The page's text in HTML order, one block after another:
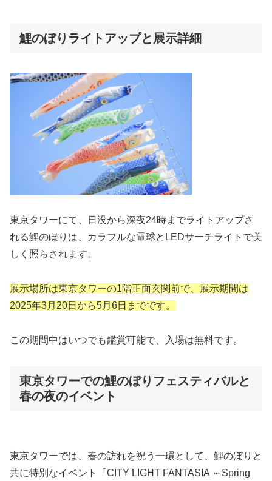
鯉のぼりライトアップと展示詳細
東京タワーにて、日没から深夜24時までライトアップさ
れる鯉のぼりは、カラフルな電球とLEDサーチライトで美
しく照らされます。
展示場所は東京タワーの1階正面玄関前で、展示期間は
2025年3月20日から5月6日までです。
この期間中はいつでも鑑賞可能で、入場は無料です。
東京タワーでの鯉のぼりフェスティバルと
春の夜のイベント
東京タワーでは、春の訪れを祝う一環として、鯉のぼりと
共に特別なイベント「CITY LIGHT FANTASIA ～Spring